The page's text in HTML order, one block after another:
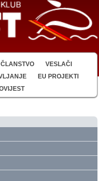
ČLANSTVO
VESLAČI
EU PROJEKTI